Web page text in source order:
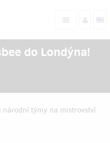
do Londýna!
národní týmy na mistrovství